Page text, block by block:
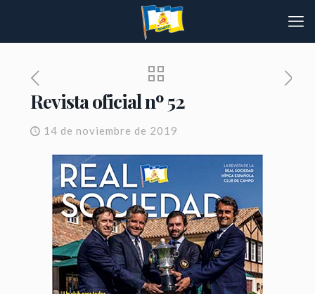
Revista oficial nº 52
14 de noviembre de 2019